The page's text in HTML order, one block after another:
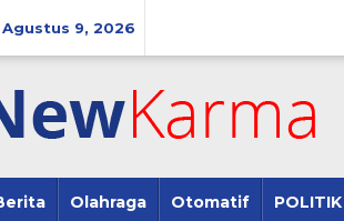
Agustus 9, 2026
Olahraga Otomatif POLITIK